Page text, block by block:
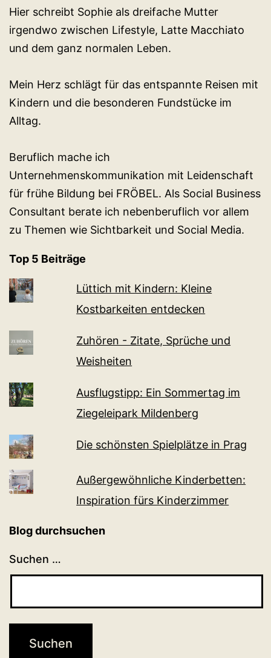
Hier schreibt Sophie als dreifache Mutter
irgendwo zwischen Lifestyle, Latte Macchiato
und dem ganz normalen Leben.
Mein Herz schlägt für das entspannte Reisen mit
Kindern und die besonderen Fundstücke im
Alltag.
Beruflich mache ich
Unternehmenskommunikation mit Leidenschaft
für frühe Bildung bei FRÖBEL. Als Social Business
Consultant berate ich nebenberuflich vor allem
zu Themen wie Sichtbarkeit und Social Media.
Top 5 Beiträge
Lüttich mit Kindern: Kleine
Kostbarkeiten entdecken
Zuhören - Zitate, Sprüche und
Weisheiten
Ausflugstipp: Ein Sommertag im
Ziegeleipark Mildenberg
Die schönsten Spielplätze in Prag
Außergewöhnliche Kinderbetten:
Inspiration fürs Kinderzimmer
Blog durchsuchen
Suchen …